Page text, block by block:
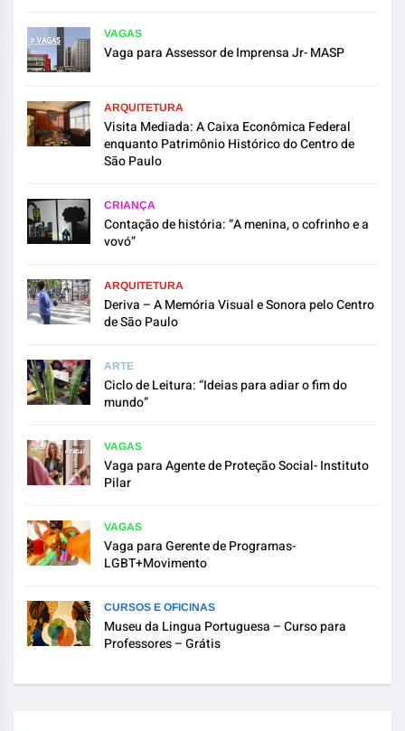
VAGAS
Vaga para Assessor de Imprensa Jr- MASP
ARQUITETURA
Visita Mediada: A Caixa Econômica Federal
enquanto Patrimônio Histórico do Centro de
São Paulo
CRIANÇA
Contação de história: “A menina, o cofrinho e a
vovó”
ARQUITETURA
Deriva – A Memória Visual e Sonora pelo Centro
de São Paulo
ARTE
Ciclo de Leitura: “Ideias para adiar o fim do
mundo”
VAGAS
Vaga para Agente de Proteção Social- Instituto
Pilar
VAGAS
Vaga para Gerente de Programas-
LGBT+Movimento
CURSOS E OFICINAS
Museu da Lingua Portuguesa – Curso para
Professores – Grátis